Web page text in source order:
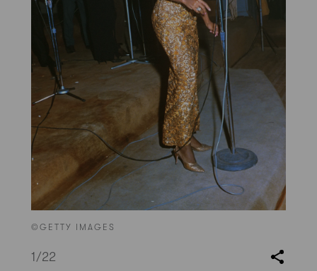
©GETTY IMAGES
1/22